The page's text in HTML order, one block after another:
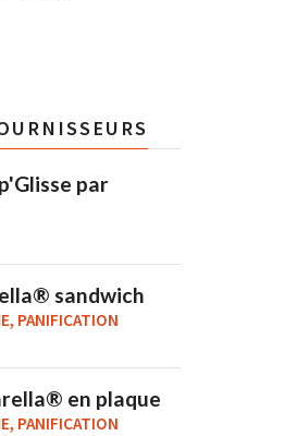
par
sandwich
PANIFICATION
en plaque
PANIFICATION